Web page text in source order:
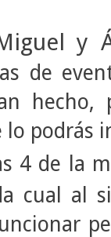
y
de
hecho,
lo podrás
4 de la
cual al